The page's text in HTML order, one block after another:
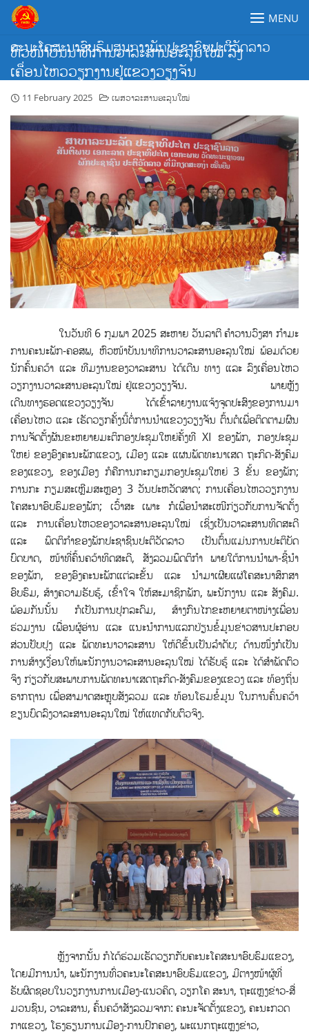
Skip
content
ຄະນະໂຄສະນາອົບຮົມສູນກາງພັກປະຊາຊົນປະຕິວັດລາວ
MENU
ຫົວໜ້າບັນນາທິການວາລະສານອະລຸນໃໝ່ ລົງ
ເຄື່ອນໄຫວວຽກງານຢູ່ແຂວງວຽງຈັນ
11 February 2025 ເພສວາລະສານອະລຸນໃໝ່
ໃນວັນທີ 6 ກຸມພາ 2025 ສະຫາຍ ວັນລາຕີ ຄໍາວານວົງສາ ກໍາມະ
ການຄະນະພັກ-ຄອສພ, ຫົວໜ້າບັນນາທິການວາລະສານອະລຸນໃໝ່ ພ້ອມດ້ວຍ
ນັກຄົ້ນຄວ້າ ແລະ ທີມງານຂອງວາລະສານ ໄດ້ເດີນ ທາງ ແລະ ລົງເຄື່ອນໄຫວ
ວຽກງານວາລະສານອະລຸນໃໝ່ ຢູ່ແຂວງວຽງຈັນ. ພາຍຫຼັງ
ເດີນທາງຮອດແຂວງວຽງຈັນ ໄດ້ເຂົ້າລາຍງານແຈ້ງຈຸດປະສົງຂອງການມາ
ເຄື່ອນໄຫວ ແລະ ເຮັດວຽກຄັ້ງນີ້ຕໍ່ການນໍາແຂວງວຽງຈັນ ຕົ້ນຕໍເພື່ອຕິດຕາມຜົນ
ການຈັດຕັ້ງຜັນຂະຫຍາຍມະຕິກອງປະຊຸມໃຫຍ່ຄັ້ງທີ XI ຂອງພັກ, ກອງປະຊຸມ
ໃຫຍ່ ຂອງອົງຄະນະພັກແຂວງ, ເມືອງ ແລະ ແຜນພັດທະນາເສດ ຖະກິດ-ສັງຄົມ
ຂອງແຂວງ, ຂອງເມືອງ ກໍຄືການກະກຽມກອງປະຊຸມໃຫຍ່ 3 ຂັ້ນ ຂອງພັກ;
ການກະ ກຽມສະເຫຼີມສະຫຼອງ 3 ວັນປະຫວັດສາດ; ການເຄື່ອນໄຫວວຽກງານ
ໂຄສະນາອົບຮົມຂອງພັກ; ເວົ້າສະ ເພາະ ກໍເພື່ອນໍາສະເໜີກ່ຽວກັບການຈັດຕັ້ງ
ແລະ ການເຄື່ອນໄຫວຂອງວາລະສານອະລຸນໃໝ່ ເຊິ່ງເປັນວາລະສານທິດສະດີ
ແລະ ພຶດຕິກຳຂອງພັກປະຊາຊົນປະຕິວັດລາວ ເປັນຕົ້ນແມ່ນການປະຕິບັດ
ບົດບາດ, ໜ້າທີ່ຄົ້ນຄວ້າທິດສະດີ, ສັງລວມພຶດຕິກໍາ ພາຍໃຕ້ການນໍາພາ-ຊີ້ນໍາ
ຂອງພັກ, ຂອງອົງຄະນະພັກແຕ່ລະຂັ້ນ ແລະ ນໍາມາເຜີຍແຜ່ໂຄສະນາສຶກສາ
ອົບຮົມ, ສ້າງຄວາມຮັບຮູ້, ເຂົ້າໃຈ ໃຫ້ສະມາຊິກພັກ, ພະນັກງານ ແລະ ສັງຄົມ.
ພ້ອມກັນນັ້ນ ກໍເປັນການປຸກລະດົມ, ສ້າງກົນໄກຂະຫຍາຍຕາໜ່າງເພື່ອນ
ຮ່ວມງານ ເພື່ອນຜູ້ອ່ານ ແລະ ແນະນໍາການແລກປ່ຽນຂໍ້ມູນຂ່າວສານປະກອບ
ສ່ວນປັບປຸງ ແລະ ພັດທະນາວາລະສານ ໃຫ້ດີຂຶ້ນເປັນລໍາດັບ; ດ້ານໜຶ່ງກໍເປັນ
ການສ້າງເງື່ອນໃຫ້ພະນັກງານວາລະສານອະລຸນໃໝ່ ໄດ້ຮັບຮູ້ ແລະ ໄດ້ສຳພັດຕົວ
ຈິງ ກ່ຽວກັບສະພາບການພັດທະນາເສດຖະກິດ-ສັງຄົມຂອງແຂວງ ແລະ ທ້ອງຖິ່ນ
ຮາກຖານ ເພື່ອສາມາດສະຫຼຸບສັງລວມ ແລະ ທ້ອນໂຮມຂໍ້ມູນ ໃນການຄົ້ນຄວ້າ
ຂຽນບົດລົງວາລະສານອະລຸນໃໝ່ ໃຫ້ແທດກັບຕົວຈິງ.
ຫຼັງຈາກນັ້ນ ກໍໄດ້ຮ່ວມເຮັດວຽກກັບຄະນະໂຄສະນາອົບຮົມແຂວງ,
ໂດຍມີການນໍາ, ພະນັກງານທົ່ວຄະນະໂຄສະນາອົບຮົມແຂວງ, ມີຕາງໜ້າຜູ້ທີ່
ຮັບຜິດຊອບໃນວຽກງານການເມືອງ-ແນວຄິດ, ວຽກໂຄ ສະນາ, ຖະແຫຼງຂ່າວ-ສື່
ມວນຊົນ, ວາລະສານ, ຄົ້ນຄວ້າສັງລວມຈາກ: ຄະນະຈັດຕັ້ງແຂວງ, ຄະນະກວດ
ກາແຂວງ, ໂຮງຮຽນການເມືອງ-ການປົກຄອງ, ພະແນກຖະແຫຼງຂ່າວ,